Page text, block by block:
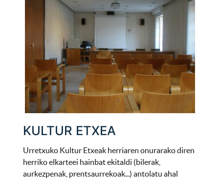
KULTUR ETXEA
Urretxuko Kultur Etxeak herriaren onurarako diren
herriko elkarteei hainbat ekitaldi (bilerak,
aurkezpenak, prentsaurrekoak...) antolatu ahal